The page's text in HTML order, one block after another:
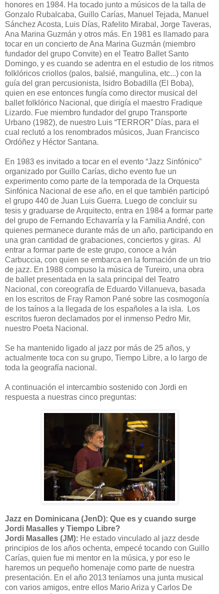
honores en 1984. Ha tocado junto a músicos de la talla de
Gonzalo Rubalcaba, Guillo Carías, Manuel Tejada, Manuel
Sánchez Acosta, Luis Días, Rafelito Mirabal, Jorge Taveras,
Ana Marina Guzmán y otros más. En 1981 es llamado para
tocar en un concierto de Ana Marina Guzmán (miembro
fundador del grupo Convite) en el Teatro Ballet Santo
Domingo, y es cuando se adentra en el estudio de los ritmos
folklóricos criollos (palos, balsié, mangulina, etc...) con la
guía del gran percusionista, Isidro Bobadilla (El Boba),
quien en ese entonces fungía como director musical del
ballet folklórico Nacional, que dirigía el maestro Fradique
Lizardo. Fue miembro fundador del grupo Transporte
Urbano (1982), de nuestro Luis “TERROR” Días, para el
cual reclutó a los renombrados músicos, Juan Francisco
Ordóñez y Héctor Santana.
En 1983 es invitado a tocar en el evento “Jazz Sinfónico”
organizado por Guillo Carías, dicho evento fue un
experimento como parte de la temporada de la Orquesta
Sinfónica Nacional de ese año, en el que también participó
el grupo 440 de Juan Luis Guerra. Luego de concluir su
tesis y graduarse de Arquitecto, entra en 1984 a formar parte
del grupo de Fernando Echavarría y la Familia André, con
quienes permanece durante más de un año, participando en
una gran cantidad de grabaciones, conciertos y giras. Al
entrar a formar parte de este grupo, conoce a Iván
Carbuccia, con quien se embarca en la formación de un trio
de jazz. En 1988 compuso la música de Tureiro, una obra
de ballet presentada en la sala principal del Teatro
Nacional, con coreografía de Eduardo Villanueva, basada
en los escritos de Fray Ramon Pané sobre las cosmogonía
de los taínos a la llegada de los españoles a la isla. Los
escritos fueron declamados por el inmenso Pedro Mir,
nuestro Poeta Nacional.
Se ha mantenido ligado al jazz por más de 25 años, y
actualmente toca con su grupo, Tiempo Libre, a lo largo de
toda la geografía nacional.
A continuación el intercambio sostenido con Jordi en
respuesta a nuestras cinco preguntas:
Jazz en Dominicana (JenD): Que es y cuando surge
Jordi Masalles y Tiempo Libre?
Jordi Masalles (JM): He estado vinculado al jazz desde
principios de los años ochenta, empecé tocando con Guillo
Carías, quien fue mi mentor en la música, y por eso le
haremos un pequeño homenaje como parte de nuestra
presentación. En el año 2013 teníamos una junta musical
con varios amigos, entre ellos Mario Ariza y Carlos De